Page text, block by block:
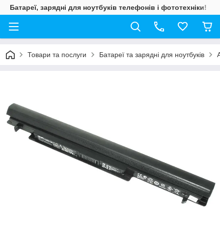
Батареї, зарядні для ноутбуків телефонів і фототехніки!
Товари та послуги Батареї та зарядні для ноутбуків